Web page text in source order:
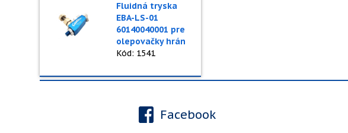
Fluidná tryska
EBA-LS-01
60140040001 pre
olepovačky hrán
Kód: 1541
Facebook